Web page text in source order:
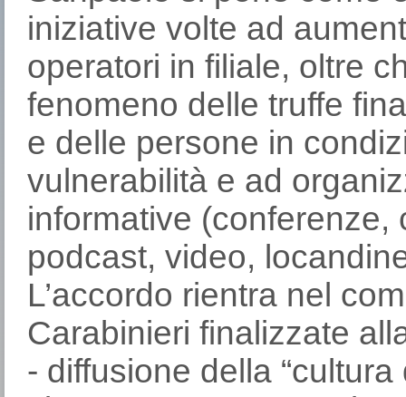
iniziative volte ad
operatori in filiale, oltre
fenomeno delle truffe
e delle persone in
vulnerabilità e ad
informative
podcast, video,
L’accordo rientra nel
Carabinieri finalizzate
- diffusione della